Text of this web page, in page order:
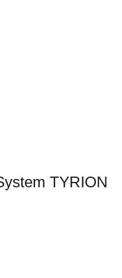
TYRION